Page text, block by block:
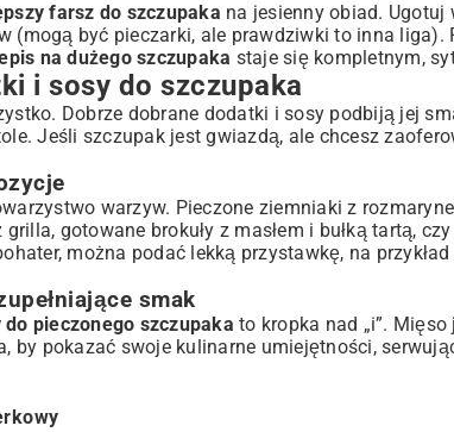
farsz do szczupaka na jesienny obiad. Ugotuj
(mogą być pieczarki, ale prawdziwki to inna liga).
na dużego szczupaka staje się kompletnym,
i sosy do szczupaka
Dobrze dobrane dodatki i sosy podbiją jej
Jeśli szczupak jest gwiazdą, ale chcesz
warzyw. Pieczone ziemniaki z
gotowane brokuły z masłem i bułką tartą,
można podać lekką przystawkę, na
smak
do pieczonego szczupaka to kropka nad „i”.
by pokazać swoje kulinarne umiejętności,